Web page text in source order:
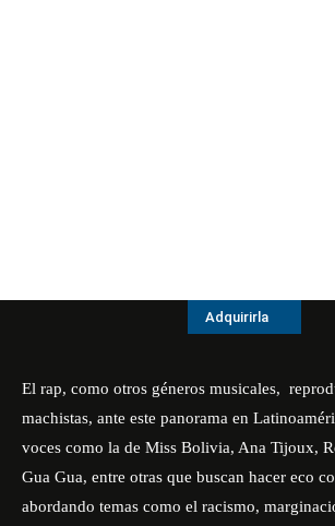
Adquirirla
El rap, como otros géneros musicales,
machistas, ante este panorama en
voces como la de Miss Bolivia, Ana Tijoux,
Gua Gua, entre otras que buscan hacer eco
abordando temas como el racismo,